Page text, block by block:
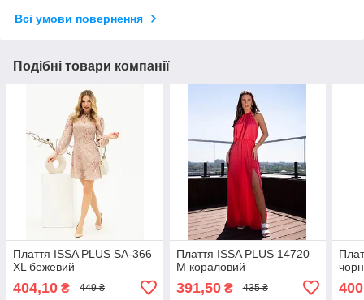
Всі умови повернення
Подібні товари компанії
Плаття ISSA PLUS SA-366
XL бежевий
404,10 ₴ 449 ₴
Плаття ISSA PLUS 14720
M кораловий
391,50₴ 435 ₴